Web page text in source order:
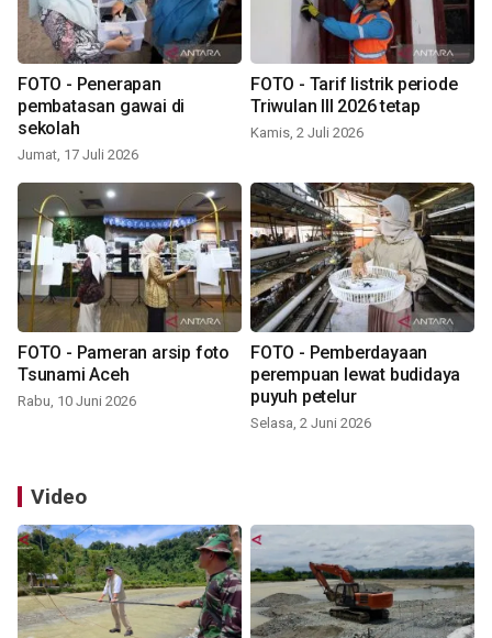
FOTO - Penerapan
pembatasan gawai di
sekolah
Jumat, 17 Juli 2026
FOTO - Tarif listrik periode
Triwulan III 2026 tetap
Kamis, 2 Juli 2026
FOTO - Pameran arsip foto
Tsunami Aceh
Rabu, 10 Juni 2026
FOTO - Pemberdayaan
perempuan lewat budidaya
puyuh petelur
Selasa, 2 Juni 2026
Video